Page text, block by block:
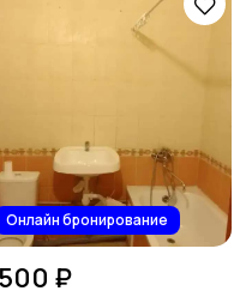
Онлайн бронирование
₽